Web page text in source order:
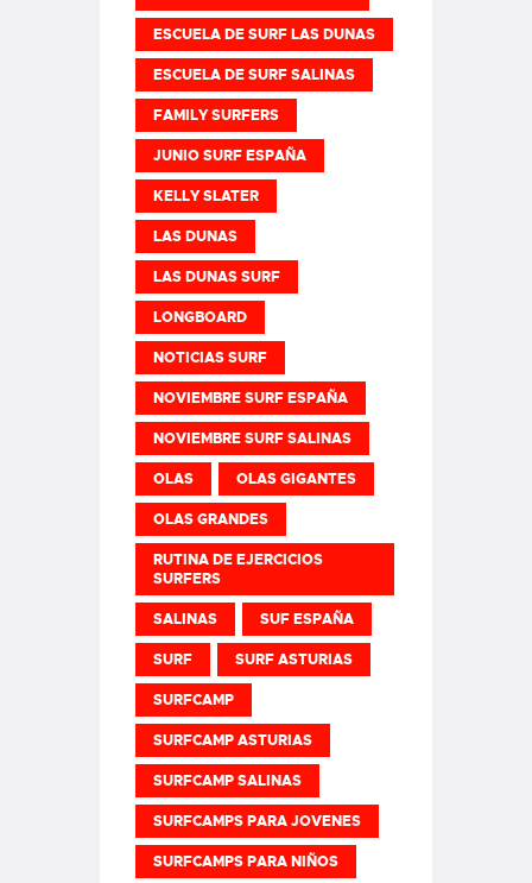
ESCUELA DE SURF LAS DUNAS
ESCUELA DE SURF SALINAS
FAMILY SURFERS
JUNIO SURF ESPAÑA
KELLY SLATER
LAS DUNAS
LAS DUNAS SURF
LONGBOARD
NOTICIAS SURF
NOVIEMBRE SURF ESPAÑA
NOVIEMBRE SURF SALINAS
OLAS OLAS GIGANTES
OLAS GRANDES
RUTINA DE EJERCICIOS
SURFERS
SALINAS SUF ESPAÑA
SURF SURF ASTURIAS
SURFCAMP
SURFCAMP ASTURIAS
SURFCAMP SALINAS
SURFCAMPS PARA JOVENES
SURFCAMPS PARA NIÑOS